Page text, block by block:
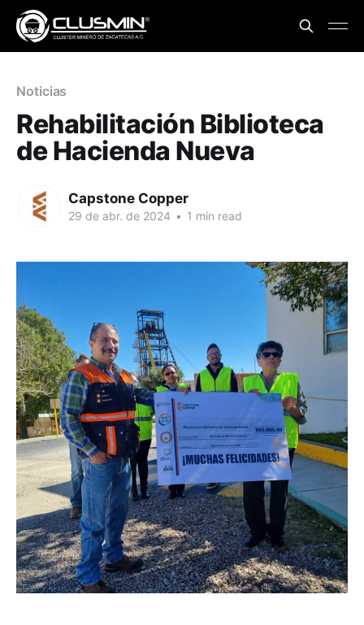
Noticias
Rehabilitación Biblioteca
de Hacienda Nueva
Capstone Copper
29 de abr. de 2024 • 1 min read